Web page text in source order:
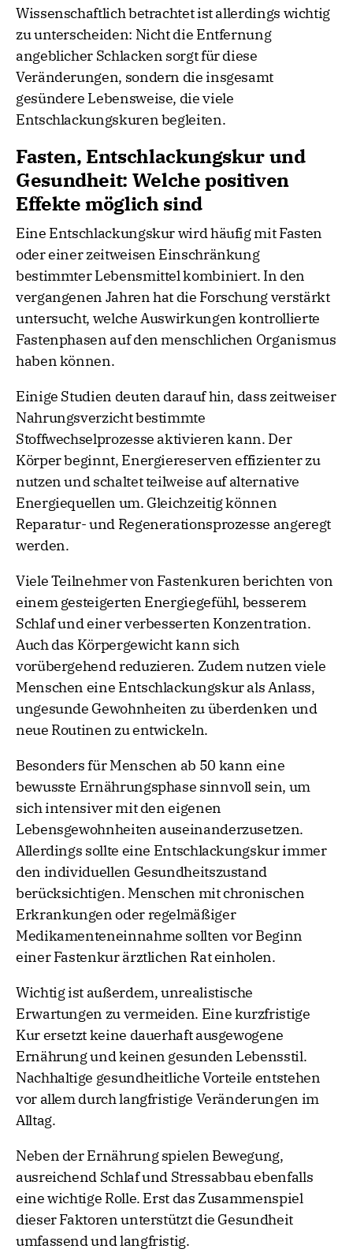
Wissenschaftlich betrachtet ist allerdings wichtig
zu unterscheiden: Nicht die Entfernung
angeblicher Schlacken sorgt für diese
Veränderungen, sondern die insgesamt
gesündere Lebensweise, die viele
Entschlackungskuren begleiten.
Fasten, Entschlackungskur und
Gesundheit: Welche positiven
Effekte möglich sind
Eine Entschlackungskur wird häufig mit Fasten
oder einer zeitweisen Einschränkung
bestimmter Lebensmittel kombiniert. In den
vergangenen Jahren hat die Forschung verstärkt
untersucht, welche Auswirkungen kontrollierte
Fastenphasen auf den menschlichen Organismus
haben können.
Einige Studien deuten darauf hin, dass zeitweiser
Nahrungsverzicht bestimmte
Stoffwechselprozesse aktivieren kann. Der
Körper beginnt, Energiereserven effizienter zu
nutzen und schaltet teilweise auf alternative
Energiequellen um. Gleichzeitig können
Reparatur- und Regenerationsprozesse angeregt
werden.
Viele Teilnehmer von Fastenkuren berichten von
einem gesteigerten Energiegefühl, besserem
Schlaf und einer verbesserten Konzentration.
Auch das Körpergewicht kann sich
vorübergehend reduzieren. Zudem nutzen viele
Menschen eine Entschlackungskur als Anlass,
ungesunde Gewohnheiten zu überdenken und
neue Routinen zu entwickeln.
Besonders für Menschen ab 50 kann eine
bewusste Ernährungsphase sinnvoll sein, um
sich intensiver mit den eigenen
Lebensgewohnheiten auseinanderzusetzen.
Allerdings sollte eine Entschlackungskur immer
den individuellen Gesundheitszustand
berücksichtigen. Menschen mit chronischen
Erkrankungen oder regelmäßiger
Medikamenteneinnahme sollten vor Beginn
einer Fastenkur ärztlichen Rat einholen.
Wichtig ist außerdem, unrealistische
Erwartungen zu vermeiden. Eine kurzfristige
Kur ersetzt keine dauerhaft ausgewogene
Ernährung und keinen gesunden Lebensstil.
Nachhaltige gesundheitliche Vorteile entstehen
vor allem durch langfristige Veränderungen im
Alltag.
Neben der Ernährung spielen Bewegung,
ausreichend Schlaf und Stressabbau ebenfalls
eine wichtige Rolle. Erst das Zusammenspiel
dieser Faktoren unterstützt die Gesundheit
umfassend und langfristig.